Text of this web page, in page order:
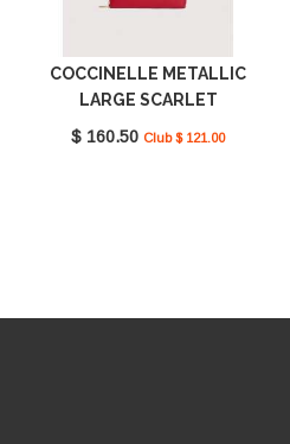
COCCINELLE METALLIC
LARGE SCARLET
E2MW5113201_R02
$ 160.50 Club $ 121.00